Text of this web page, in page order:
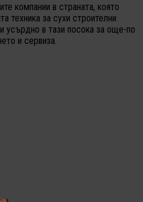
компании в страната, която
техника за сухи строителни
усърдно в тази посока за още-по
и сервиза.